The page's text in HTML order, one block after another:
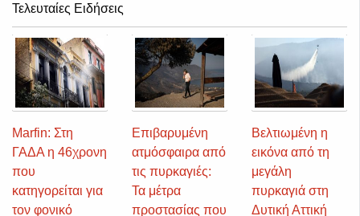
Τελευταίες Ειδήσεις
Marfin: Στη
ΓΑΔΑ η 46χρονη
που
κατηγορείται για
τον φονικό
Επιβαρυμένη
ατμόσφαιρα από
τις πυρκαγιές:
Τα μέτρα
προστασίας που
Βελτιωμένη η
εικόνα από τη
μεγάλη
πυρκαγιά στη
Δυτική Αττική